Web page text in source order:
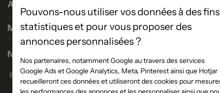
À propos
Magasins
Nous contacter
Formulaire de contact
Pouvons-nous utiliser vos données à des fins
statistiques et pour vous proposer des
annonces personnalisées ?
Nos partenaires, notamment Google au travers des services
Google Ads et Google Analytics, Meta, Pinterest ainsi que Hotjar
recueilleront ces données et utiliseront des cookies pour